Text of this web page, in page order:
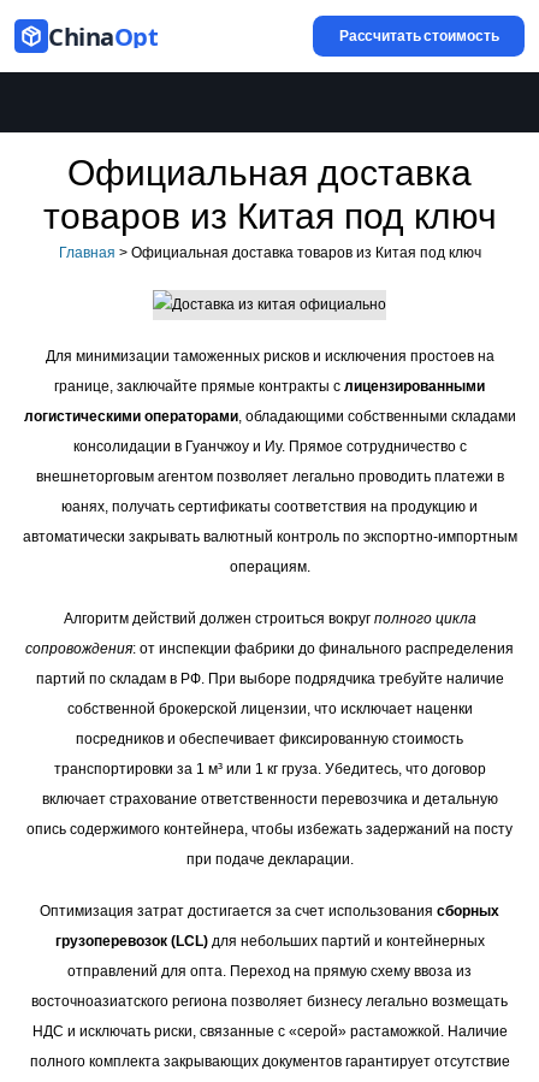
ChinaOpt Рассчитать стоимость
Официальная доставка
товаров из Китая под ключ
Главная > Официальная доставка товаров из Китая под ключ
Для минимизации таможенных рисков и исключения простоев на
границе, заключайте прямые контракты с лицензированными
логистическими операторами, обладающими собственными складами
консолидации в Гуанчжоу и Иу. Прямое сотрудничество с
внешнеторговым агентом позволяет легально проводить платежи в
юанях, получать сертификаты соответствия на продукцию и
автоматически закрывать валютный контроль по экспортно-импортным
операциям.
Алгоритм действий должен строиться вокруг полного цикла
сопровождения: от инспекции фабрики до финального распределения
партий по складам в РФ. При выборе подрядчика требуйте наличие
собственной брокерской лицензии, что исключает наценки
посредников и обеспечивает фиксированную стоимость
транспортировки за 1 м³ или 1 кг груза. Убедитесь, что договор
включает страхование ответственности перевозчика и детальную
опись содержимого контейнера, чтобы избежать задержаний на посту
при подаче декларации.
Оптимизация затрат достигается за счет использования сборных
грузоперевозок (LCL)для небольших партий и контейнерных
отправлений для опта. Переход на прямую схему ввоза из
восточноазиатского региона позволяет бизнесу легально возмещать
НДС и исключать риски, связанные с «серой» растаможкой. Наличие
полного комплекта закрывающих документов гарантирует отсутствие